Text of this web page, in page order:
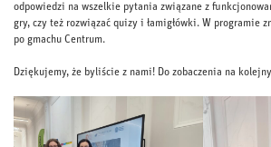
odpowiedzi na wszelkie pytania związane z
gry, czy też rozwiązać quizy i łamigłówki. W programie
po gmachu Centrum.
Dziękujemy, że byliście z nami! Do zobaczenia na